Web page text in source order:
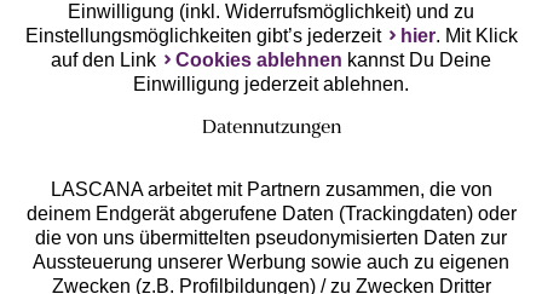
Services
Einwilligung (inkl. Widerrufsmöglichkeit) und zu
Einstellungsmöglichkeiten gibt’s jederzeit
hier. Mit Klick
auf den Link
Cookies ablehnen kannst Du Deine
Einwilligung jederzeit ablehnen.
Datennutzungen
LASCANA arbeitet mit Partnern zusammen, die von
deinem Endgerät abgerufene Daten (Trackingdaten) oder
die von uns übermittelten pseudonymisierten Daten zur
Aussteuerung unserer Werbung sowie auch zu eigenen
Zwecken (z.B. Profilbildungen) / zu Zwecken Dritter